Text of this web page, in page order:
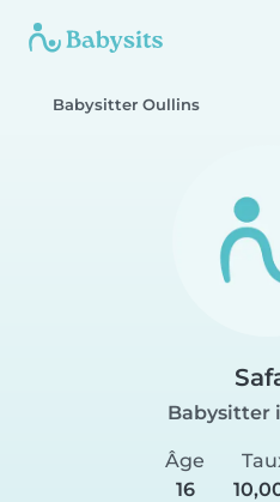
Babysitter Oullins
Babysitter
Âge
16